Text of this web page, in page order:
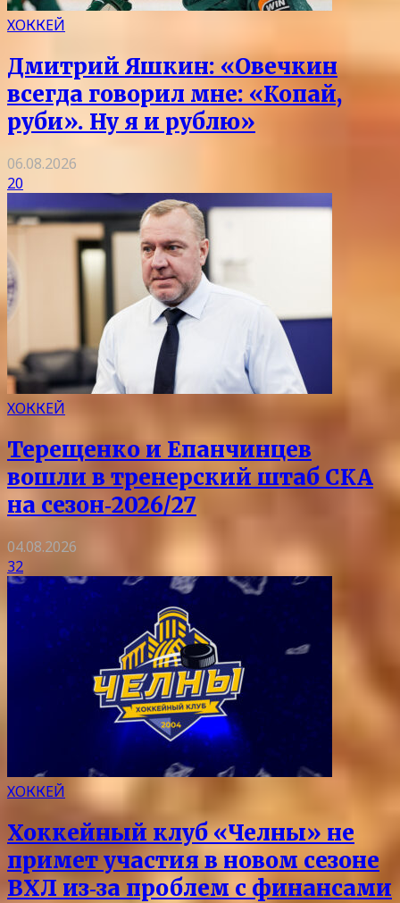
ХОККЕЙ
Дмитрий Яшкин: «Овечкин
всегда говорил мне: «Копай,
руби». Ну я и рублю»
06.08.2026
20
ХОККЕЙ
Терещенко и Епанчинцев
вошли в тренерский штаб СКА
на сезон‑2026/27
04.08.2026
32
ХОККЕЙ
Хоккейный клуб «Челны» не
примет участия в новом сезоне
ВХЛ из‑за проблем с финансами